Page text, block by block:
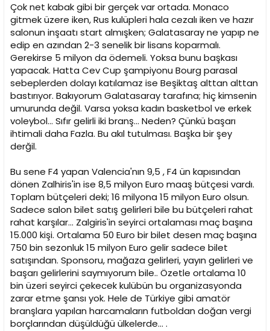
Çok net kabak gibi bir gerçek var ortada. Monaco
gitmek üzere iken, Rus kulüpleri hala cezalı iken ve hazır
salonun inşaatı start almışken; Galatasaray ne yapıp ne
edip en azından 2-3 senelik bir lisans koparmalı.
Gerekirse 5 milyon da ödemeli. Yoksa bunu başkası
yapacak. Hatta Cev Cup şampiyonu Bourg parasal
sebeplerden dolayı katılamaz ise Beşiktaş alttan alttan
bastırıyor. Bakıyorum Galatasaray tarafına; hiç kimsenin
umurunda değil. Varsa yoksa kadın basketbol ve erkek
voleybol... Sıfır gelirli iki branş... Neden? Çünkü başarı
ihtimali daha Fazla. Bu akıl tutulması. Başka bir şey
derğil.
Bu sene F4 yapan Valencia'nın 9,5 , F4 ün kapısından
dönen Zalhiris'in ise 8,5 milyon Euro maaş bütçesi vardı.
Toplam bütçeleri deki; 16 milyona 15 milyon Euro olsun.
Sadece salon bilet satış gelirleri bile bu bütçeleri rahat
rahat karşılar... Zalgiris'in seyirci ortalaması maç başına
15.000 kişi. Ortalama 50 Euro bir bilet desen maç başına
750 bin sezonluk 15 milyon Euro gelir sadece bilet
satışından. Sponsoru, mağaza gelirleri, yayın gelirleri ve
başarı gelirlerini saymıyorum bile.. Özetle ortalama 10
bin üzeri seyirci çekecek kulübün bu organizasyonda
zarar etme şansı yok. Hele de Türkiye gibi amatör
branşlara yapılan harcamaların futboldan doğan vergi
borçlarından düşüldüğü ülkelerde... .